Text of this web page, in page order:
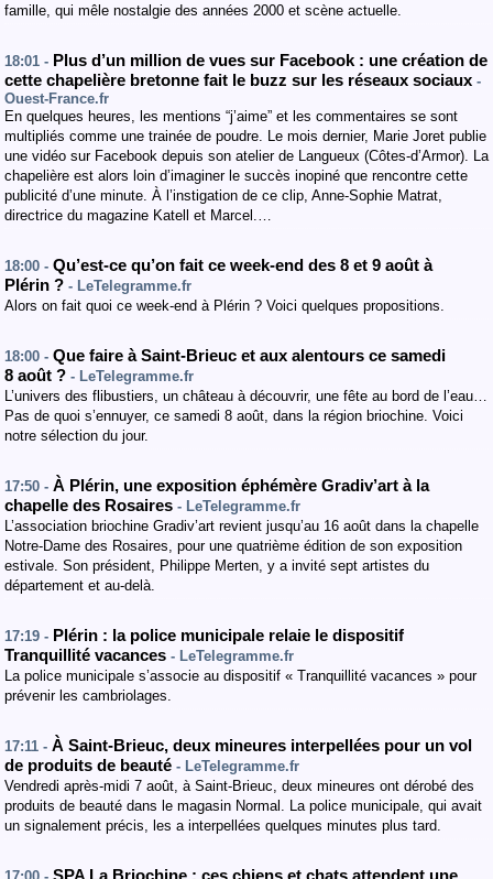
famille, qui mêle nostalgie des années 2000 et scène actuelle.
18:01 - Plus d’un million de vues sur Facebook : une création de
cette chapelière bretonne fait le buzz sur les réseaux sociaux -
Ouest-France.fr
En quelques heures, les mentions “j’aime” et les commentaires se sont
multipliés comme une trainée de poudre. Le mois dernier, Marie Joret publie
une vidéo sur Facebook depuis son atelier de Langueux (Côtes-d’Armor). La
chapelière est alors loin d’imaginer le succès inopiné que rencontre cette
publicité d’une minute. À l’instigation de ce clip, Anne-Sophie Matrat,
directrice du magazine Katell et Marcel.…
18:00 - Qu’est-ce qu’on fait ce week-end des 8 et 9 août à
Plérin ? - LeTelegramme.fr
Alors on fait quoi ce week-end à Plérin ? Voici quelques propositions.
18:00 - Que faire à Saint-Brieuc et aux alentours ce samedi
8 août ? - LeTelegramme.fr
L’univers des flibustiers, un château à découvrir, une fête au bord de l’eau…
Pas de quoi s’ennuyer, ce samedi 8 août, dans la région briochine. Voici
notre sélection du jour.
17:50 - À Plérin, une exposition éphémère Gradiv’art à la
chapelle des Rosaires - LeTelegramme.fr
L’association briochine Gradiv’art revient jusqu’au 16 août dans la chapelle
Notre-Dame des Rosaires, pour une quatrième édition de son exposition
estivale. Son président, Philippe Merten, y a invité sept artistes du
département et au-delà.
17:19 - Plérin : la police municipale relaie le dispositif
Tranquillité vacances - LeTelegramme.fr
La police municipale s’associe au dispositif « Tranquillité vacances » pour
prévenir les cambriolages.
17:11 - À Saint-Brieuc, deux mineures interpellées pour un vol
de produits de beauté - LeTelegramme.fr
Vendredi après-midi 7 août, à Saint-Brieuc, deux mineures ont dérobé des
produits de beauté dans le magasin Normal. La police municipale, qui avait
un signalement précis, les a interpellées quelques minutes plus tard.